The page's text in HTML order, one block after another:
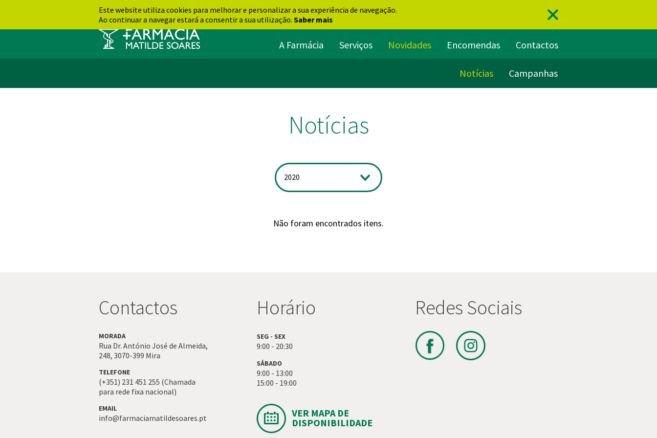
Este website utiliza cookies para melhorar e personalizar a sua experiência de navegação.
Ao continuar a navegar estará a consentir a sua utilização. Saber mais
A Farmácia Serviços Novidades
Notícias Campanhas
Encomendas Contactos
Notícias
2020
Não foram encontrados itens.
Contactos
MORADA
Rua Dr. António José de Almeida,
248, 3070-399 Mira
TELEFONE
(+351) 231 451 255 (Chamada
para rede fixa nacional)
EMAIL
info@farmaciamatildesoares.pt
Horário
SEG - SEX
9:00 - 20:30
SÁBADO
9:00 - 13:00
15:00 - 19:00
VER MAPA DE
DISPONIBILIDADE
Redes Sociais